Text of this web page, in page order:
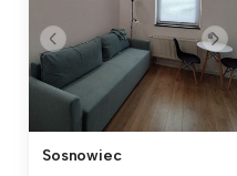
Sosnowiec